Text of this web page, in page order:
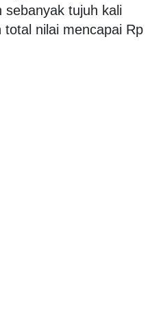
sebanyak tujuh kali
nilai mencapai Rp